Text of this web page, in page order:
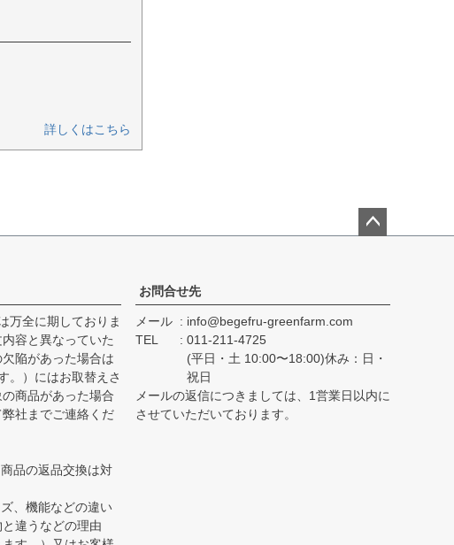
詳しくはこちら
へ
万全に期しておりま
容と異なっていた
陥があった場合は
。）にはお取替えさ
商品があった場合
社までご連絡くだ
品の返品交換は対
、機能などの違い
違うなどの理由
お問合せ先
メール
info@begefru-greenfarm.com
TEL
011-211-4725
(平日・土 10:00〜18:00)休み：日・
祝日
メールの返信につきましては、1営業日以内に
させていただいております。